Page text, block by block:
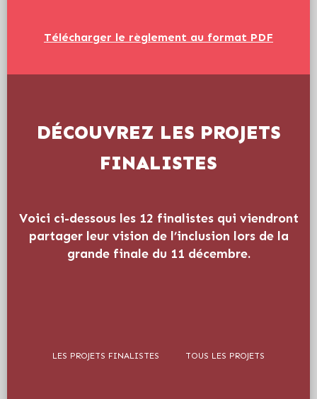
Télécharger le règlement au format PDF
DÉCOUVREZ LES PROJETS
FINALISTES
Voici ci-dessous les 12 finalistes qui viendront
partager leur vision de l’inclusion lors de la
grande finale du 11 décembre.
LES PROJETS FINALISTES TOUS LES PROJETS